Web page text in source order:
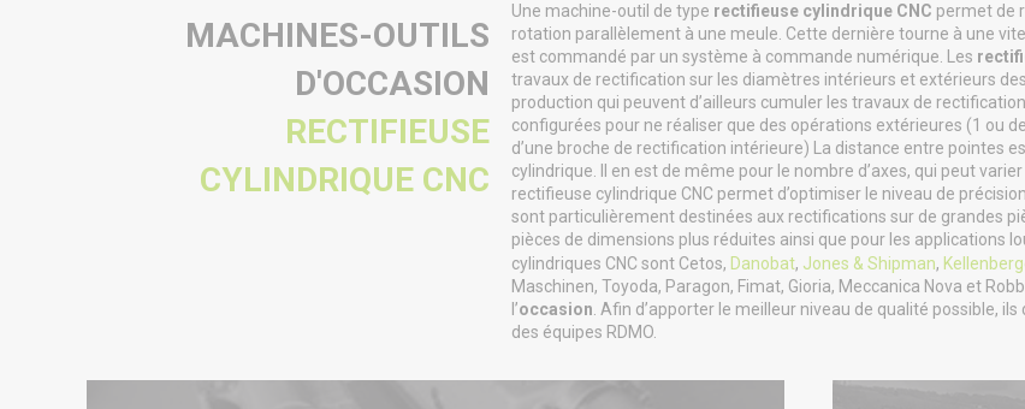
MACHINES-OUTILS
D'OCCASION
RECTIFIEUSE
CYLINDRIQUE CNC
Une machine-outil de type rectifieuse cylindrique CNC permet de
rotation parallèlement à une meule. Cette dernière tourne à une
est commandé par un système à commande numérique. Les
travaux de rectification sur les diamètres intérieurs et extérieurs
production qui peuvent d’ailleurs cumuler les travaux de
configurées pour ne réaliser que des opérations extérieures (1 ou
d’une broche de rectification intérieure) La distance entre pointes
cylindrique. Il en est de même pour le nombre d’axes, qui peut
rectifieuse cylindrique CNC permet d’optimiser le niveau de
sont particulièrement destinées aux rectifications sur de grandes
pièces de dimensions plus réduites ainsi que pour les applications
cylindriques CNC sont Cetos, Danobat, Jones & Shipman,
Maschinen, Toyoda, Paragon, Fimat, Gioria, Meccanica Nova et
l’occasion . Afin d’apporter le meilleur niveau de qualité possible,
des équipes RDMO.